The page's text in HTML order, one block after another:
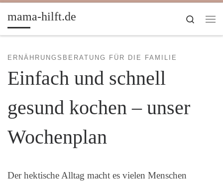
Zum Inhalt springen
mama-hilft.de
Search
ERNÄHRUNGSBERATUNG FÜR DIE FAMILIE
Einfach und schnell
gesund kochen – unser
Wochenplan
Der hektische Alltag macht es vielen Menschen